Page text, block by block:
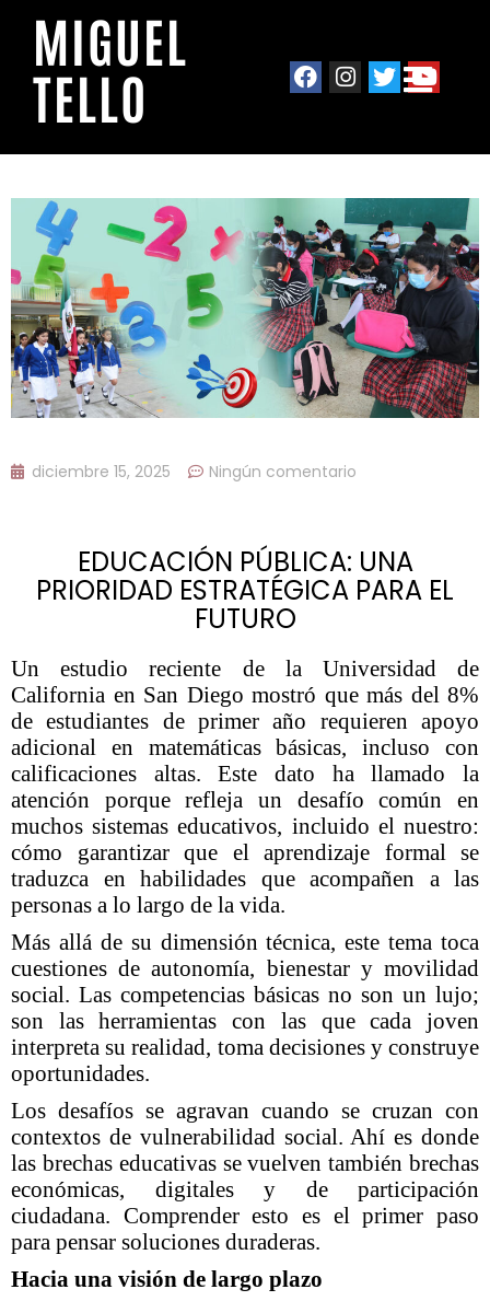
MIGUEL
TELLO
diciembre 15, 2025 Ningún comentario
EDUCACIÓN PÚBLICA: UNA
PRIORIDAD ESTRATÉGICA PARA EL
FUTURO
Un estudio reciente de la Universidad de
California en San Diego mostró que más del 8%
de estudiantes de primer año requieren apoyo
adicional en matemáticas básicas, incluso con
calificaciones altas. Este dato ha llamado la
atención porque refleja un desafío común en
muchos sistemas educativos, incluido el nuestro:
cómo garantizar que el aprendizaje formal se
traduzca en habilidades que acompañen a las
personas a lo largo de la vida.
Más allá de su dimensión técnica, este tema toca
cuestiones de autonomía, bienestar y movilidad
social. Las competencias básicas no son un lujo;
son las herramientas con las que cada joven
interpreta su realidad, toma decisiones y construye
oportunidades.
Los desafíos se agravan cuando se cruzan con
contextos de vulnerabilidad social. Ahí es donde
las brechas educativas se vuelven también brechas
económicas, digitales y de participación
ciudadana. Comprender esto es el primer paso
para pensar soluciones duraderas.
Hacia una visión de largo plazo